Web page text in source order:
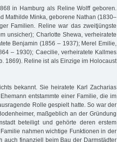
in Hamburg als Reline Wolff geboren.
Mathilde Minka, geborene Nathan (1830–
Familien. Reline war das zweitjüngste
unsicher); Charlotte Shewa, verheiratete
Benjamin (1856 – 1937); Merel Emilie,
– 1930); Caecilie, verheiratete Kallmes
1869). Reline ist als Einzige im Holocaust
bekannt. Sie heiratete Karl Zacharias
entstammte einer Familie, die im
Rolle gespielt hatte. So war der
maßgeblich an der Gründung
beteiligt und gehörte deren erstem
nahmen wichtige Funktionen in der
auch finanziell beim Bau der Darmstädter